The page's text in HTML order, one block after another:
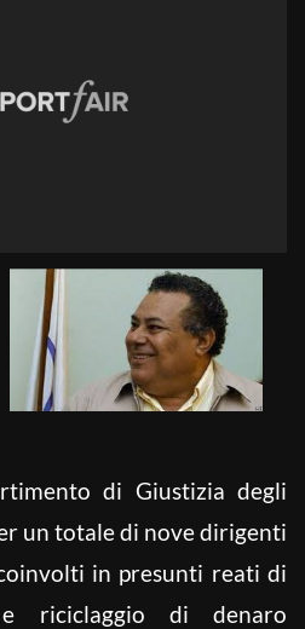
di Giustizia degli
un totale di nove dirigenti
in presunti reati di
riciclaggio di denaro